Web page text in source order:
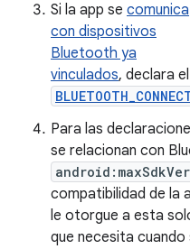
Si la app se comunica
con dispositivos
Bluetooth ya
vinculados, declara el
Para las
se relacionan con
compatibilidad de la
le otorgue a esta
que necesita